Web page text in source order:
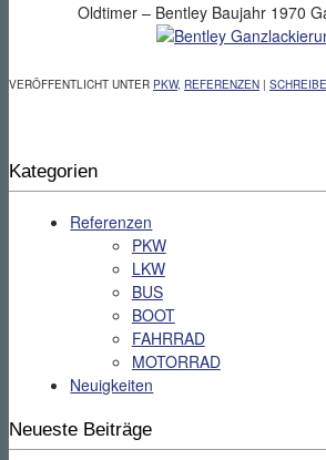
Oldtimer – Bentley Baujahr 1970
VERÖFFENTLICHT UNTER PKW, REFERENZEN |
Kategorien
Referenzen
PKW
LKW
BUS
BOOT
FAHRRAD
MOTORRAD
Neuigkeiten
Neueste Beiträge